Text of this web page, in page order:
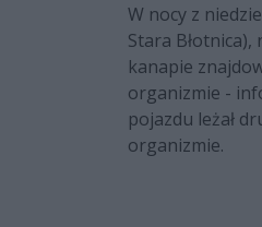
W nocy z
Stara
kanapie
organizmie -
pojazdu leżał
organizmie.